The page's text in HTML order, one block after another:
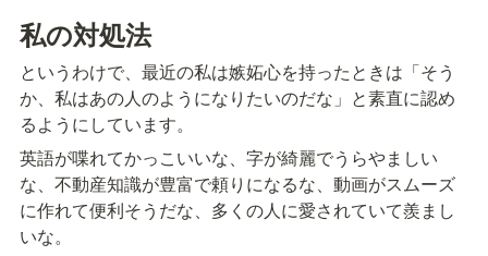
私の対処法
というわけで、最近の私は嫉妬心を持ったときは「そう
か、私はあの人のようになりたいのだな」と素直に認め
るようにしています。
英語が喋れてかっこいいな、字が綺麗でうらやましい
な、不動産知識が豊富で頼りになるな、動画がスムーズ
に作れて便利そうだな、多くの人に愛されていて羨まし
いな。